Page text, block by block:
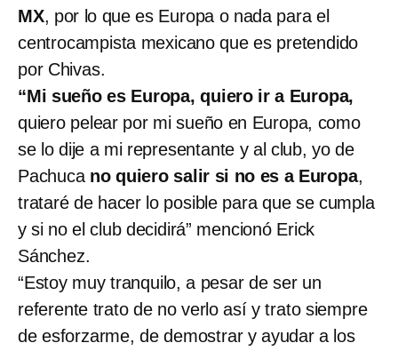
MX, por lo que es Europa o nada para el
centrocampista mexicano que es pretendido
por Chivas.
“Mi sueño es Europa, quiero ir a Europa,
quiero pelear por mi sueño en Europa, como
se lo dije a mi representante y al club, yo de
Pachuca no quiero salir si no es a Europa,
trataré de hacer lo posible para que se cumpla
y si no el club decidirá” mencionó Erick
Sánchez.
“Estoy muy tranquilo, a pesar de ser un
referente trato de no verlo así y trato siempre
de esforzarme, de demostrar y ayudar a los